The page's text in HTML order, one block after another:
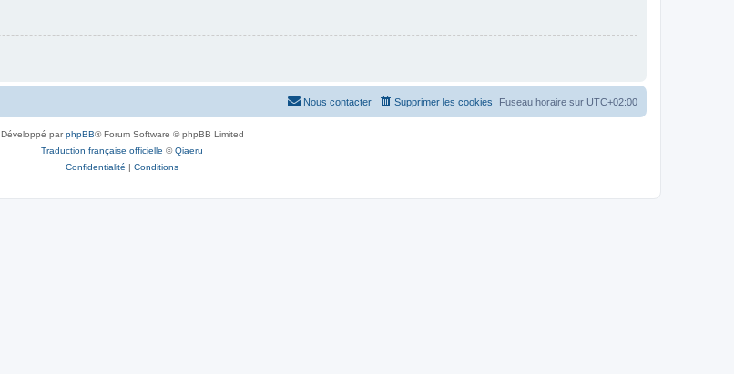
Fuseau horaire sur UTC+02:00
Supprimer les cookies
Nous contacter
Développé parphpBB® Forum Software © phpBB Limited
Traduction française officielle ©Qiaeru
Confidentialité | Conditions